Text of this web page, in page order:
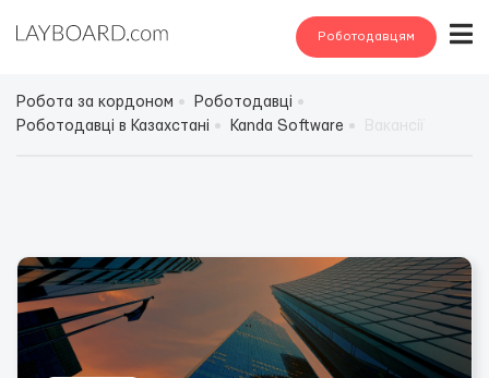
Роботодавцям
Робота за кордоном
Роботодавці
Роботодавці в Казахстані
Kanda Software